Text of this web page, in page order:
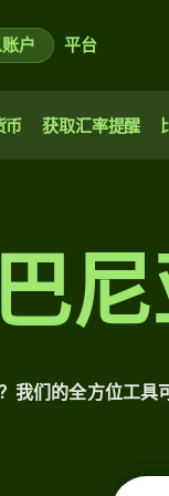
户 平台
币 获取汇率提醒
我们的全方位工具